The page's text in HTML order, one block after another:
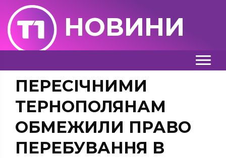
НОВИНИ
ПЕРЕСІЧНИМИ
ТЕРНОПОЛЯНАМ
ОБМЕЖИЛИ ПРАВО
ПЕРЕБУВАННЯ В